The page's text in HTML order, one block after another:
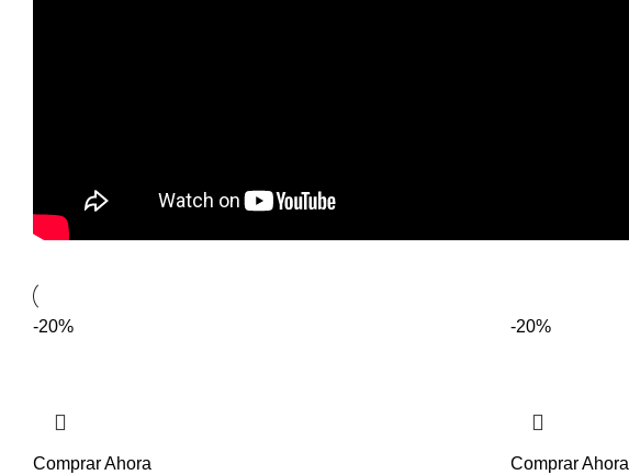
-20%
Comprar Ahora
-20%
Comprar Ahora